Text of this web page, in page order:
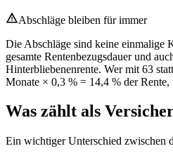
Abschläge bleiben für immer
Die Abschläge sind keine einmalige
gesamte Rentenbezugsdauer und
Hinterbliebenenrente. Wer mit 63
Monate × 0,3 % = 14,4 % der Rente,
Was zählt als
Ein wichtiger Unterschied zwischen